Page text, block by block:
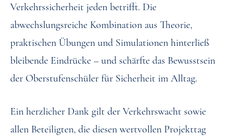
Verkehrssicherheit jeden betrifft. Die
abwechslungsreiche Kombination aus Theorie,
praktischen Übungen und Simulationen hinterließ
bleibende Eindrücke – und schärfte das Bewusstsein
der Oberstufenschüler für Sicherheit im Alltag.
Ein herzlicher Dank gilt der Verkehrswacht sowie
allen Beteiligten, die diesen wertvollen Projekttag